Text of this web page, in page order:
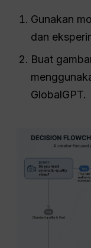
Gunakan
dan
Buat
GlobalGPT.